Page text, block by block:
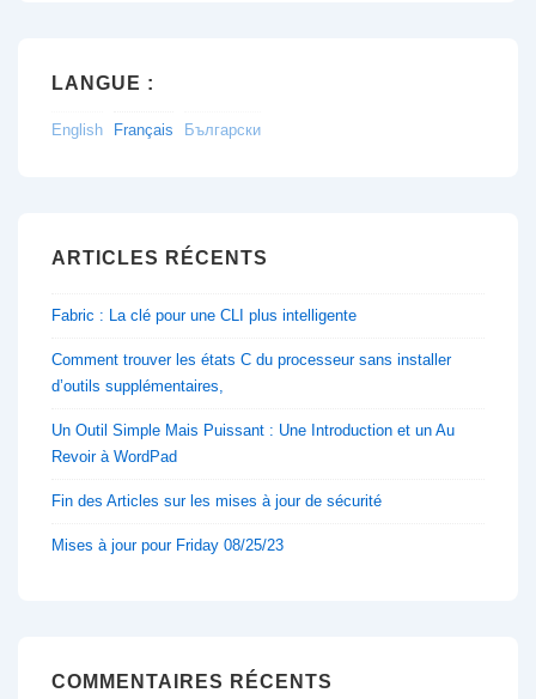
LANGUE :
English Français Български
ARTICLES RÉCENTS
Fabric : La clé pour une CLI plus intelligente
Comment trouver les états C du processeur sans installer
d’outils supplémentaires,
Un Outil Simple Mais Puissant : Une Introduction et un Au
Revoir à WordPad
Fin des Articles sur les mises à jour de sécurité
Mises à jour pour Friday 08/25/23
COMMENTAIRES RÉCENTS